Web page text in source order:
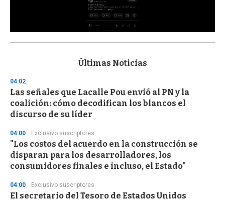
s
d
s
o
f
3
s
e
o
n
Últimas Noticias
04:02
Las señales que Lacalle Pou envió al PN y la
coalición: cómo decodifican los blancos el
discurso de su líder
04:00 Exclusivo suscriptores
"Los costos del acuerdo en la construcción se
disparan para los desarrolladores, los
consumidores finales e incluso, el Estado"
04:00 Exclusivo suscriptores
El secretario del Tesoro de Estados Unidos